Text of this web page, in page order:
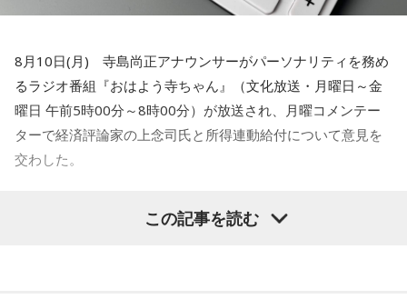
8月10日(月) 寺島尚正アナウンサーがパーソナリティを務め
るラジオ番組『おはよう寺ちゃん』（文化放送・月曜日～金
曜日 午前5時00分～8時00分）が放送され、月曜コメンテー
ターで経済評論家の上念司氏と所得連動給付について意見を
交わした。
この間の為替介入で儲かったお金でも使った
この記事を読む